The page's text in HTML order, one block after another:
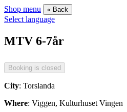
Shop menu « Back
Select language
MTV 6-7år
City: Torslanda
Where: Viggen, Kulturhuset Vingen